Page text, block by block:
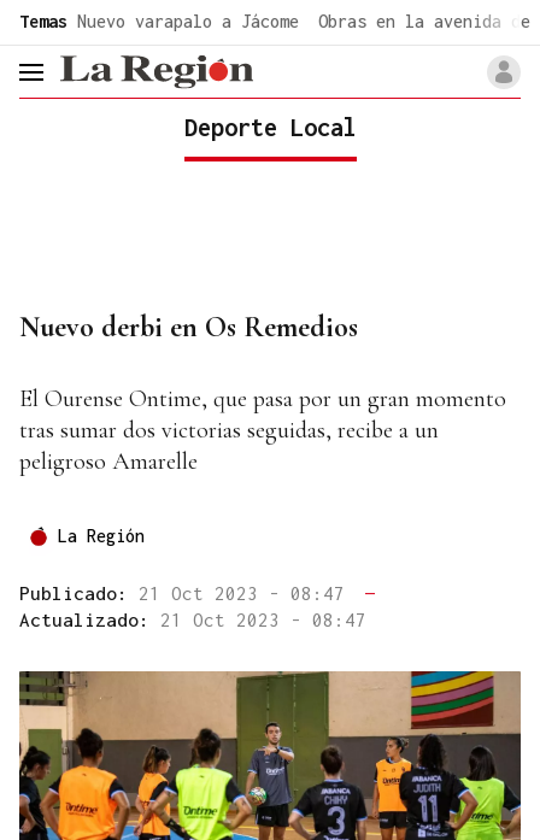
Temas Nuevo varapalo a Jácome Obras en la avenida de
header.menu.open
Deporte Local
Nuevo derbi en Os Remedios
El Ourense Ontime, que pasa por un gran momento
tras sumar dos victorias seguidas, recibe a un
peligroso Amarelle
La Región
Publicado: 21 Oct 2023 - 08:47
—
Actualizado: 21 Oct 2023 - 08:47